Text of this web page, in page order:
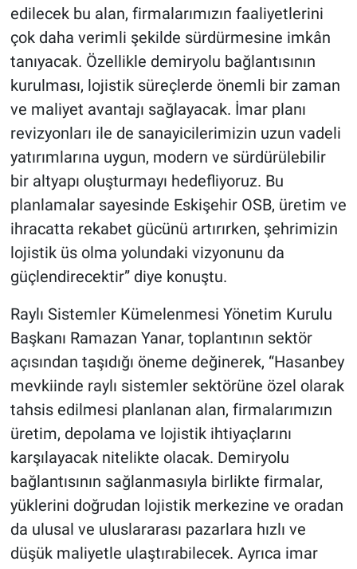
edilecek bu alan, firmalarımızın faaliyetlerini
çok daha verimli şekilde sürdürmesine imkân
tanıyacak. Özellikle demiryolu bağlantısının
kurulması, lojistik süreçlerde önemli bir zaman
ve maliyet avantajı sağlayacak. İmar planı
revizyonları ile de sanayicilerimizin uzun vadeli
yatırımlarına uygun, modern ve sürdürülebilir
bir altyapı oluşturmayı hedefliyoruz. Bu
planlamalar sayesinde Eskişehir OSB, üretim ve
ihracatta rekabet gücünü artırırken, şehrimizin
lojistik üs olma yolundaki vizyonunu da
güçlendirecektir” diye konuştu.
Raylı Sistemler Kümelenmesi Yönetim Kurulu
Başkanı Ramazan Yanar, toplantının sektör
açısından taşıdığı öneme değinerek, “Hasanbey
mevkiinde raylı sistemler sektörüne özel olarak
tahsis edilmesi planlanan alan, firmalarımızın
üretim, depolama ve lojistik ihtiyaçlarını
karşılayacak nitelikte olacak. Demiryolu
bağlantısının sağlanmasıyla birlikte firmalar,
yüklerini doğrudan lojistik merkezine ve oradan
da ulusal ve uluslararası pazarlara hızlı ve
düşük maliyetle ulaştırabilecek. Ayrıca imar